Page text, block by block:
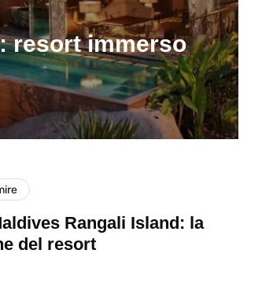
resort immerso
Rangali Island: la
del resort